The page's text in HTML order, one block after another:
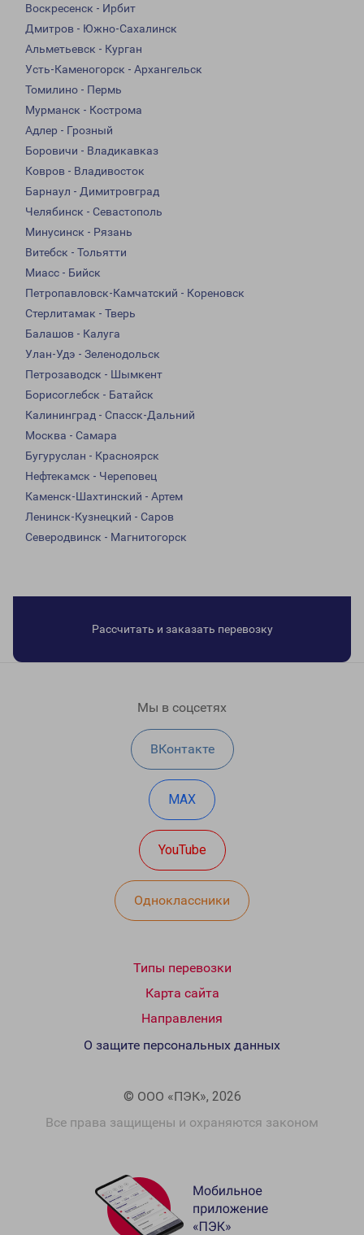
Воскресенск - Ирбит
Дмитров - Южно-Сахалинск
Альметьевск - Курган
Усть-Каменогорск - Архангельск
Томилино - Пермь
Мурманск - Кострома
Адлер - Грозный
Боровичи - Владикавказ
Ковров - Владивосток
Барнаул - Димитровград
Челябинск - Севастополь
Минусинск - Рязань
Витебск - Тольятти
Миасс - Бийск
Петропавловск-Камчатский - Кореновск
Стерлитамак - Тверь
Балашов - Калуга
Улан-Удэ - Зеленодольск
Петрозаводск - Шымкент
Борисоглебск - Батайск
Калининград - Спасск-Дальний
Москва - Самара
Бугуруслан - Красноярск
Нефтекамск - Череповец
Каменск-Шахтинский - Артем
Ленинск-Кузнецкий - Саров
Северодвинск - Магнитогорск
Рассчитать и заказать перевозку
Мы в соцсетях
ВКонтакте
MAX
YouTube
Одноклассники
Типы перевозки
Карта сайта
Направления
© ООО «ПЭК», 2026
Все права защищены и охраняются законом
О защите персональных данных